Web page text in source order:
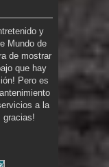
y
Mundo de
de mostrar
que hay
Pero es
a la
gracias!